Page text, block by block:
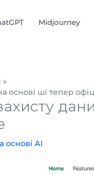
Midjourney
основі ші тепер
основі AI